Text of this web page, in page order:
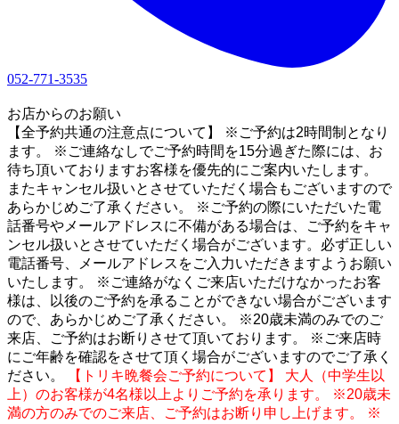
052-771-3535
お店からのお願い
【全予約共通の注意点について】 ※ご予約は2時間制となり
ます。 ※ご連絡なしでご予約時間を15分過ぎた際には、お
待ち頂いておりますお客様を優先的にご案内いたします。
またキャンセル扱いとさせていただく場合もございますので
あらかじめご了承ください。 ※ご予約の際にいただいた電
話番号やメールアドレスに不備がある場合は、ご予約をキャ
ンセル扱いとさせていただく場合がございます。必ず正しい
電話番号、メールアドレスをご入力いただきますようお願い
いたします。 ※ご連絡がなくご来店いただけなかったお客
様は、以後のご予約を承ることができない場合がございます
ので、あらかじめご了承ください。 ※20歳未満のみでのご
来店、ご予約はお断りさせて頂いております。 ※ご来店時
にご年齢を確認をさせて頂く場合がございますのでご了承く
ださい。
【トリキ晩餐会ご予約について】 大人（中学生以
上）のお客様が4名様以上よりご予約を承ります。 ※20歳未
満の方のみでのご来店、ご予約はお断り申し上げます。 ※